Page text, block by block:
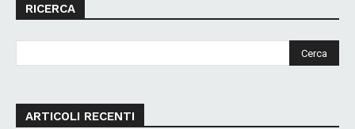
RICERCA
ARTICOLI RECENTI